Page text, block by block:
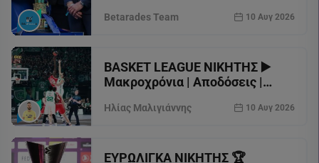
Betarades Team 10 Αυγ 2026
BASKET LEAGUE ΝΙΚΗΤΗΣ ▶️
Μακροχρόνια | Αποδόσεις |
Ηλίας Μαλιγιάννης 10 Αυγ 2026
ΕΥΡΩΛΙΓΚΑ ΝΙΚΗΤΗΣ 🏆